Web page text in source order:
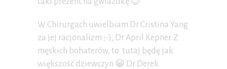
W Chirurgach uwielbiam Dr Cristina Yang
za jej racjonalizm ;-), Dr April Kepner. Z
męskich bohaterów, to tutaj będę jak
większość dziewczyn 😀 Dr Derek